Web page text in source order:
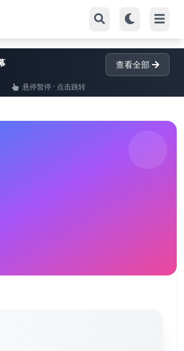
查看全部
悬停暂停 · 点击跳转